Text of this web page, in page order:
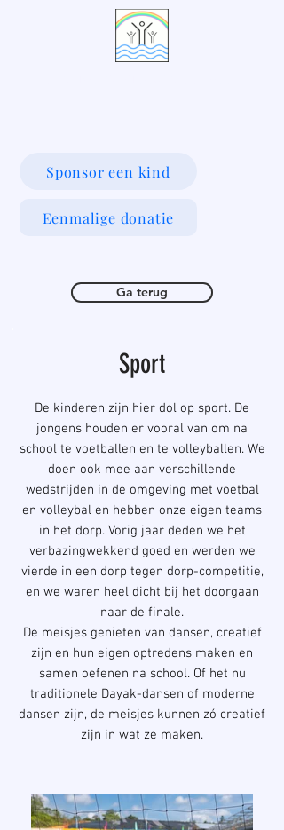
Sponsor een kind
Eenmalige donatie
Ga terug
Sport
De kinderen zijn hier dol op sport. De
jongens houden er vooral van om na
school te voetballen en te volleyballen. We
doen ook mee aan verschillende
wedstrijden in de omgeving met voetbal
en volleybal en hebben onze eigen teams
in het dorp. Vorig jaar deden we het
verbazingwekkend goed en werden we
vierde in een dorp tegen dorp-competitie,
en we waren heel dicht bij het doorgaan
naar de finale.
De meisjes genieten van dansen, creatief
zijn en hun eigen optredens maken en
samen oefenen na school. Of het nu
traditionele Dayak-dansen of moderne
dansen zijn, de meisjes kunnen zó creatief
zijn in wat ze maken.